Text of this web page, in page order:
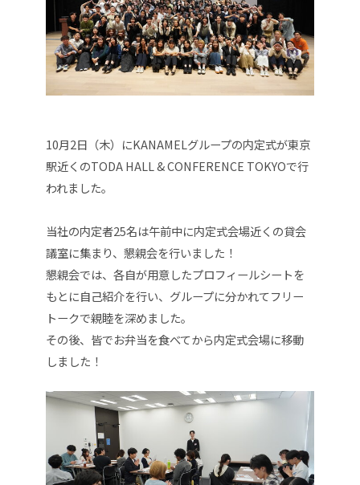
10月2日（木）にKANAMELグループの内定式が東京
駅近くのTODA HALL & CONFERENCE TOKYOで行
われました。
当社の内定者25名は午前中に内定式会場近くの貸会
議室に集まり、懇親会を行いました！
懇親会では、各自が用意したプロフィールシートを
もとに自己紹介を行い、グループに分かれてフリー
トークで親睦を深めました。
その後、皆でお弁当を食べてから内定式会場に移動
しました！